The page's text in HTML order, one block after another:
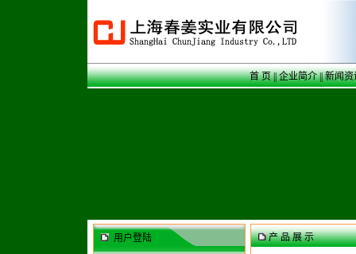
首 页||企业简介||新闻资
用户登陆 产 品 展 示